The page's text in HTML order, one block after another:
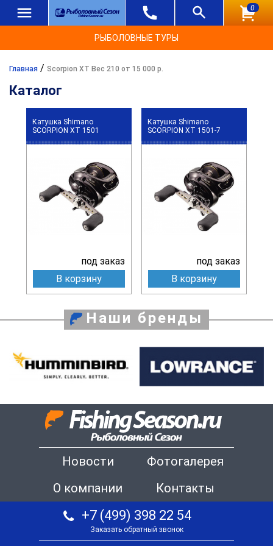
0
РЫБОЛОВНЫЕ ТУРЫ
Главная / Scorpion XT Вес 210 от 15 000 р.
Каталог
Катушка Shimano
SCORPION XT 1501
под заказ
В корзину
Катушка Shimano
SCORPION XT 1501-7
под заказ
В корзину
Наши бренды
Новости
Фотогалерея
О компании
Контакты
+7 (499) 398 22 54
Заказать обратный звонок